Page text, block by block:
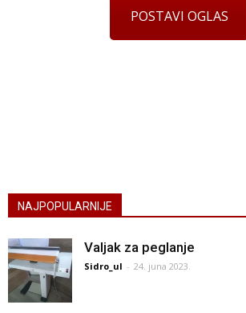
POSTAVI OGLAS
NAJPOPULARNIJE
Valjak za peglanje
Sidro_ul - 24. juna 2023.